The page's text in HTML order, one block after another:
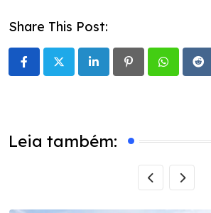
Share This Post:
LinkedInPinterest
Leia também: